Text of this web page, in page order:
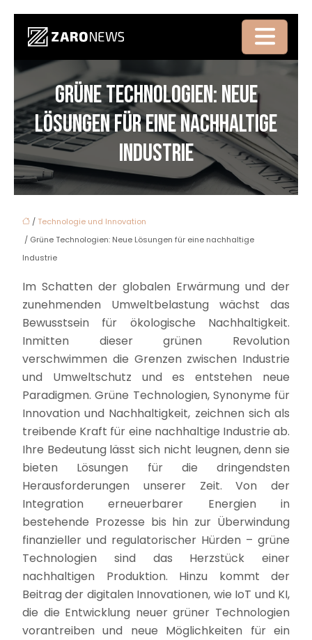
GRÜNE TECHNOLOGIEN: NEUE
LÖSUNGEN FÜR EINE NACHHALTIGE
INDUSTRIE
/ Technologie und Innovation
/ Grüne Technologien: Neue Lösungen für eine nachhaltige
Industrie
Im Schatten der globalen Erwärmung und der
zunehmenden Umweltbelastung wächst das
Bewusstsein für ökologische Nachhaltigkeit.
Inmitten dieser grünen Revolution
verschwimmen die Grenzen zwischen Industrie
und Umweltschutz und es entstehen neue
Paradigmen. Grüne Technologien, Synonyme für
Innovation und Nachhaltigkeit, zeichnen sich als
treibende Kraft für eine nachhaltige Industrie ab.
Ihre Bedeutung lässt sich nicht leugnen, denn sie
bieten Lösungen für die dringendsten
Herausforderungen unserer Zeit. Von der
Integration erneuerbarer Energien in
bestehende Prozesse bis hin zur Überwindung
finanzieller und regulatorischer Hürden – grüne
Technologien sind das Herzstück einer
nachhaltigen Produktion. Hinzu kommt der
Beitrag der digitalen Innovationen, wie IoT und KI,
die die Entwicklung neuer grüner Technologien
vorantreiben und neue Möglichkeiten für ein